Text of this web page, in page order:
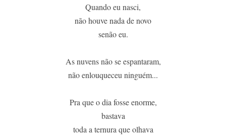
Quando eu nasci,
não houve nada de novo
senão eu.
As nuvens não se espantaram,
não enlouqueceu ninguém...
Pra que o dia fosse enorme,
bastava
toda a ternura que olhava